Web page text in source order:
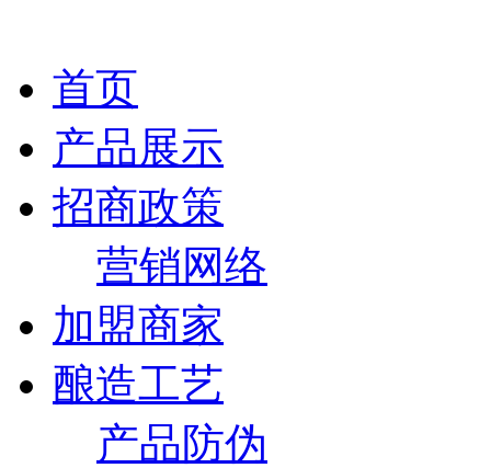
首页
产品展示
招商政策
营销网络
加盟商家
酿造工艺
产品防伪